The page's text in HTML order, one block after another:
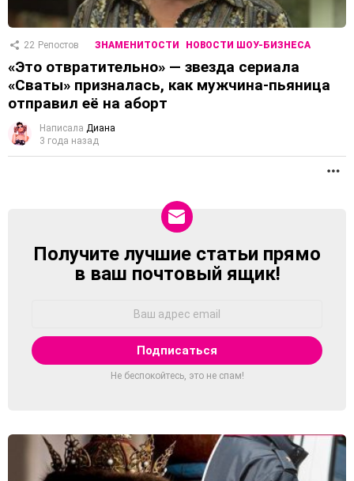
22 Репостов ЗНАМЕНИТОСТИ НОВОСТИ ШОУ-БИЗНЕСА
«Это отвратительно» — звезда сериала
«Сваты» призналась, как мужчина-пьяница
отправил её на аборт
Написала Диана
3 года назад
NEWSLETTER
Получите лучшие статьи прямо
в ваш почтовый ящик!
Не беспокойтесь, это не спам!